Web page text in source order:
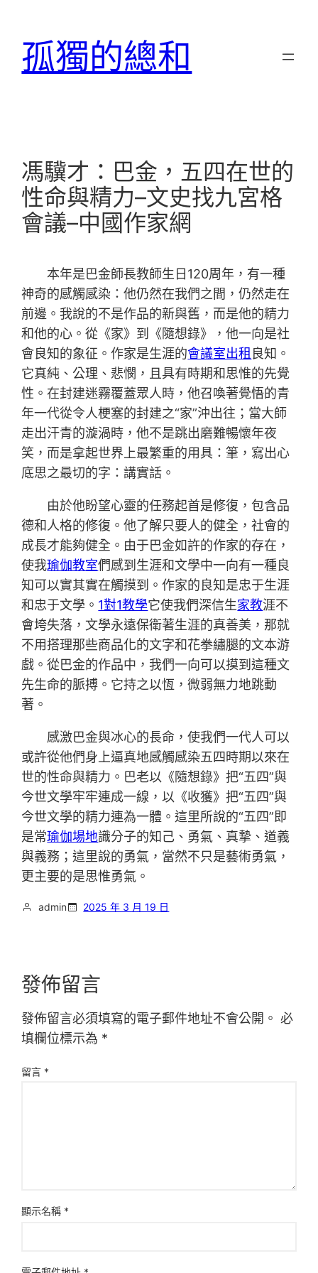
孤獨的總和
馮驥才：巴金，五四在世的
性命與精力–文史找九宮格
會議–中國作家網
本年是巴金師長教師生日120周年，有一種
神奇的感觸感染：他仍然在我們之間，仍然走在
前邊。我說的不是作品的新與舊，而是他的精力
和他的心。從《家》到《隨想錄》，他一向是社
會良知的象征。作家是生涯的會議室出租良知。
它真純、公理、悲憫，且具有時期和思惟的先覺
性。在封建迷霧覆蓋眾人時，他召喚著覺悟的青
年一代從令人梗塞的封建之“家”沖出往；當大師
走出汗青的漩渦時，他不是跳出磨難暢懷年夜
笑，而是拿起世界上最繁重的用具：筆，寫出心
底思之最切的字：講實話。
由於他盼望心靈的任務起首是修復，包含品
德和人格的修復。他了解只要人的健全，社會的
成長才能夠健全。由于巴金如許的作家的存在，
使我瑜伽教室們感到生涯和文學中一向有一種良
知可以實其實在觸摸到。作家的良知是忠于生涯
和忠于文學。 1對1教學它使我們深信生家教涯不
會垮失落，文學永遠保衛著生涯的真善美，那就
不用搭理那些商品化的文字和花拳繡腿的文本游
戲。從巴金的作品中，我們一向可以摸到這種文
先生命的脈搏。它持之以恆，微弱無力地跳動
著。
感激巴金與冰心的長命，使我們一代人可以
或許從他們身上逼真地感觸感染五四時期以來在
世的性命與精力。巴老以《隨想錄》把“五四”與
今世文學牢牢連成一線，以《收獲》把“五四”與
今世文學的精力連為一體。這里所說的“五四”即
是常瑜伽場地識分子的知己、勇氣、真摯、道義
與義務；這里說的勇氣，當然不只是藝術勇氣，
更主要的是思惟勇氣。
admin 2025 年 3 月 19 日
發佈留言
發佈留言必須填寫的電子郵件地址不會公開。 必
填欄位標示為 *
留言 *
顯示名稱 *